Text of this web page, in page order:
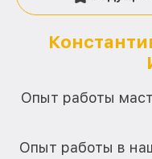
Опыт работы
Опыт работы в